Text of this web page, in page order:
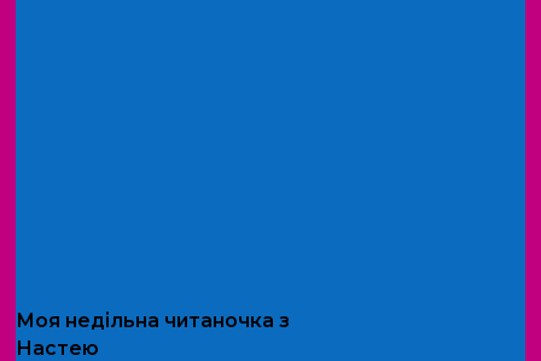
Моя недільна читаночка з
Настею